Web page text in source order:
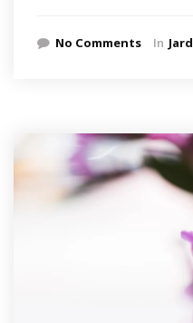
No Comments In